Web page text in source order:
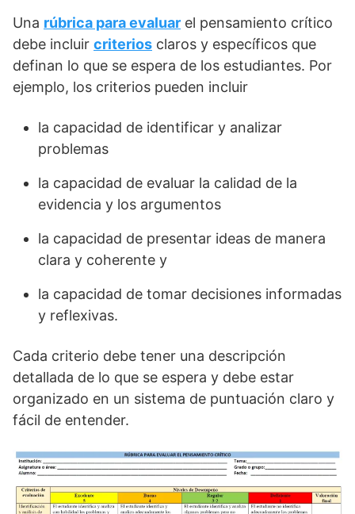
Una rúbrica para evaluar el pensamiento crítico
debe incluir criterios claros y específicos que
definan lo que se espera de los estudiantes. Por
ejemplo, los criterios pueden incluir
la capacidad de identificar y analizar
problemas
la capacidad de evaluar la calidad de la
evidencia y los argumentos
la capacidad de presentar ideas de manera
clara y coherente y
la capacidad de tomar decisiones informadas
y reflexivas.
Cada criterio debe tener una descripción
detallada de lo que se espera y debe estar
organizado en un sistema de puntuación claro y
fácil de entender.